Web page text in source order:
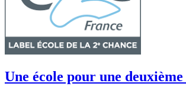
Une école pour une deuxième